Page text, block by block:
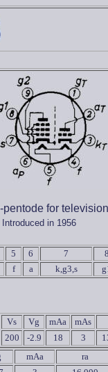
pentode for television
Introduced in 1956
5 6 7 8
f a k,g3,s
Vs Vg mAa mAs
200 -2.9 18 3
mAa ra